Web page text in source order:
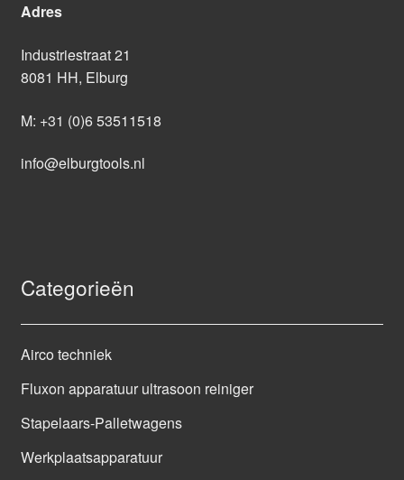
Adres
Industriestraat 21
8081 HH, Elburg
M: +31 (0)6 53511518
info@elburgtools.nl
Categorieën
Airco techniek
Fluxon apparatuur ultrasoon reiniger
Stapelaars-Palletwagens
Werkplaatsapparatuur